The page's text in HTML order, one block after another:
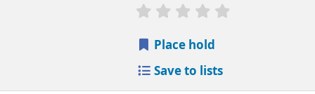
star rating
Place hold
Save to lists